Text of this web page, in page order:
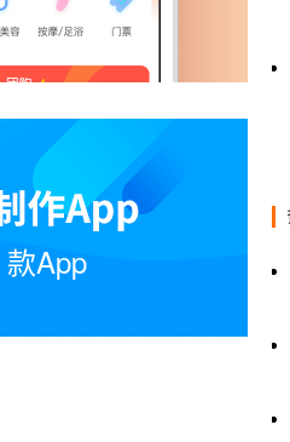
造
2.
顾
3.
课
4.
实
5.
教
开
人
款App